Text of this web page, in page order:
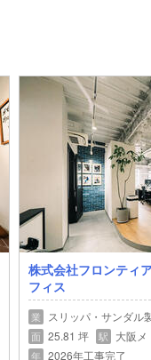
株式会社フロンティ
フィス
業 スリッパ・サンダル
面 25.81 坪 駅 大阪
年 2026年工事完了